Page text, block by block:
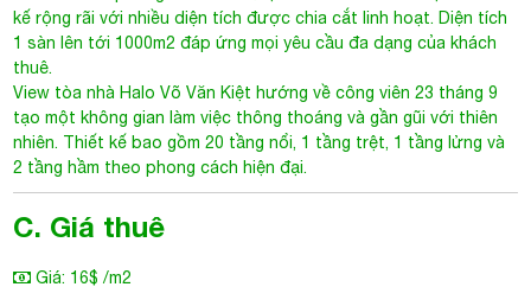
1 sàn lên tới 1000m2 đáp ứng mọi yêu cầu đa dạng của khách
thuê.
View tòa nhà
tạo một không gian làm việc thông thoáng và gần gũi với thiên
nhiên. Thiết kế bao gồm 20 tầng nổi, 1 tầng trệt, 1 tầng lửng và
2 tầng hầm theo phong cách hiện đại.
C. Giá thuê
Phí xe máy: 7$